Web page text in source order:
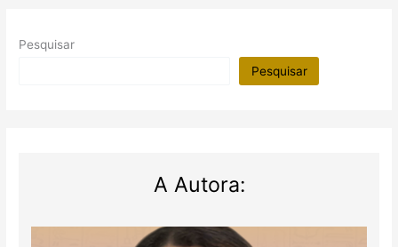
Pesquisar
Pesquisar
A Autora: